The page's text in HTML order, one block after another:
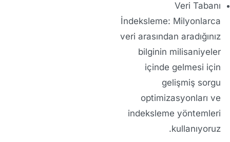
Veri Tabanı
İndeksleme: Milyonlarca
veri arasından aradığınız
bilginin milisaniyeler
içinde gelmesi için
gelişmiş sorgu
optimizasyonları ve
indeksleme yöntemleri
kullanıyoruz.